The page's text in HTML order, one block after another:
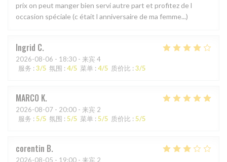
prix on peut manger bien servi autre part et profitez de l
occasion spéciale (c était l anniversaire de ma femme...)
Ingrid C
2026-08-06 - 18:30 - 来宾 4
服务 : 3/5 氛围 : 4/5 菜单 : 4/5 质价比 : 3/5
MARCO K
2026-08-07 - 20:00 - 来宾 2
服务 : 5/5 氛围 : 5/5 菜单 : 5/5 质价比 : 5/5
corentin B
2026-08-05 - 19:00 - 来宾 2